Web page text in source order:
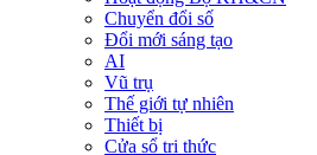
Chuyển đổi số
Đổi mới sáng tạo
AI
Vũ trụ
Thế giới tự nhiên
Thiết bị
Cửa sổ tri thức